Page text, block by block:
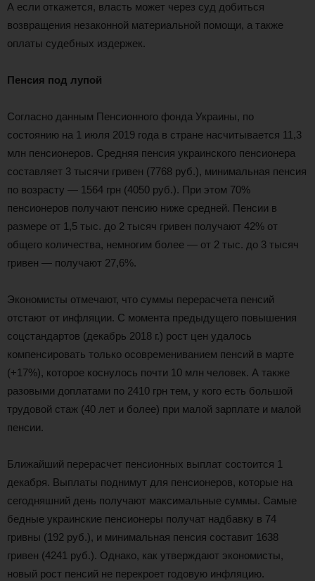
А если откажется, власть может через суд добиться
возвращения незаконной материальной помощи, а также
оплаты судебных издержек.
Пенсия под лупой
Согласно данным Пенсионного фонда Украины, по
состоянию на 1 июля 2019 года в стране насчитывается 11,3
млн пенсионеров. Средняя пенсия украинского пенсионера
составляет 3 тысячи гривен (7768 руб.), минимальная пенсия
по возрасту — 1564 грн (4050 руб.). При этом 70%
пенсионеров получают пенсию ниже средней. Пенсии в
размере от 1,5 тыс. до 2 тысяч гривен получают 42% от
общего количества, немногим более — от 2 тыс. до 3 тысяч
гривен — получают 27,6%.
Экономисты отмечают, что суммы перерасчета пенсий
отстают от инфляции. С момента предыдущего повышения
соцстандартов (декабрь 2018 г.) рост цен удалось
компенсировать только осовремениванием пенсий в марте
(+17%), которое коснулось почти 10 млн человек. А также
разовыми доплатами по 2410 грн тем, у кого есть большой
трудовой стаж (40 лет и более) при малой зарплате и малой
пенсии.
Ближайший перерасчет пенсионных выплат состоится 1
декабря. Выплаты поднимут для пенсионеров, которые на
сегодняшний день получают максимальные суммы. Самые
бедные украинские пенсионеры получат надбавку в 74
гривны (192 руб.), и минимальная пенсия составит 1638
гривен (4241 руб.). Однако, как утверждают экономисты,
новый рост пенсий не перекроет годовую инфляцию.